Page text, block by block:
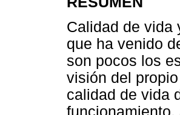
Calidad de vida
que ha venido
son pocos los
visión del
calidad de vida